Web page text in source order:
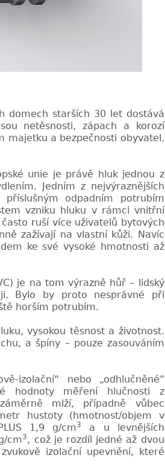
domech starších 30 let dostává
netěsnosti, zápach a korozí
majetku a bezpečnosti obyvatel.
unie je právě hluk jednou z
Jedním z nejvýraznějších
příslušným odpadním potrubím
vzniku hluku v rámci vnitřní
ruší více uživatelů bytových
zažívají na vlastní kůži. Navíc
ke své vysoké hmotnosti až
je na tom výrazně hůř – lidský
Bylo by proto nesprávné při
horším potrubím.
vysokou těsnost a životnost.
a špíny – pouze zasouváním
izolační“ nebo
„odhlučněné“
hodnoty měření hlučnosti z
mlží, případně vůbec
hustoty (hmotnost/objem v
1,9 g/cm3
a u levnějších
cm3 , což je rozdíl jedné až dvou
vě izolační upevnění, které